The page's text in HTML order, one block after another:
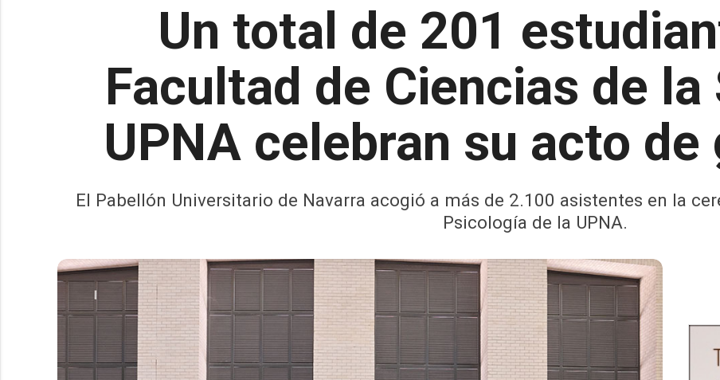
Un total de 201
Facultad de Ciencias de la
UPNA celebran su acto de
El Pabellón Universitario de Navarra acogió a más de 2.100 asistentes en la
Psicología de la UPNA.